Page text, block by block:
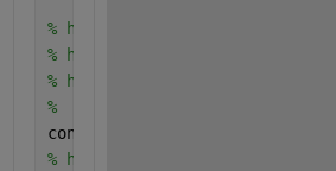
% hx4 =
% hx4.FaceColor = 'interp';
% hx4.EdgeColor = 'none';
%  colorbar;
% hx5 =